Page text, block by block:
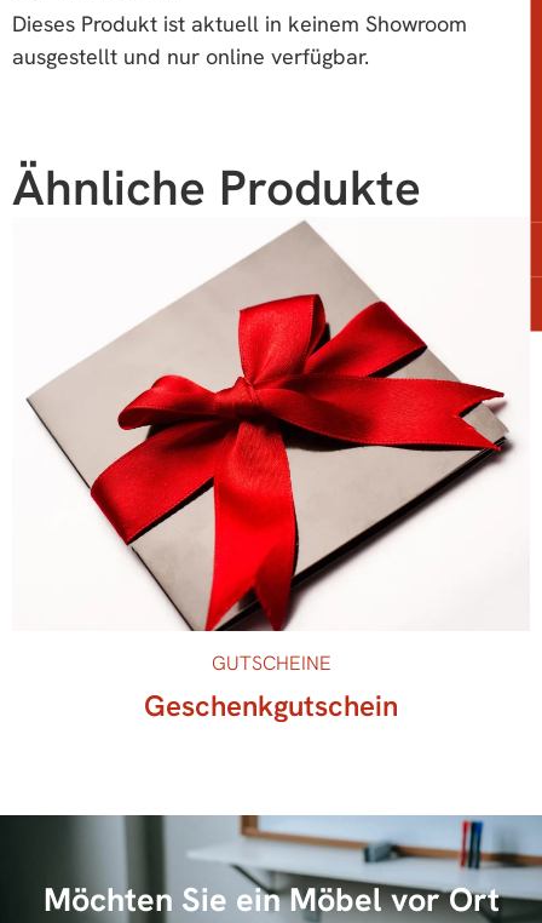
Dieses Produkt ist aktuell in keinem Showroom
ausgestellt und nur online verfügbar.
Ähnliche Produkte
GUTSCHEINE
Geschenkgutschein
Möchten Sie ein Möbel vor Ort